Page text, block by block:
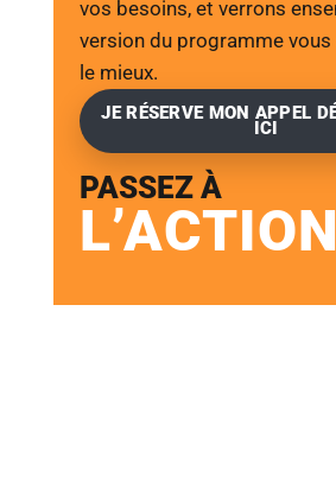
vos besoins, et verrons
version du programme
le mieux.
JE RÉSERVE MON APPEL
ICI
PASSEZ À
L’ACTION